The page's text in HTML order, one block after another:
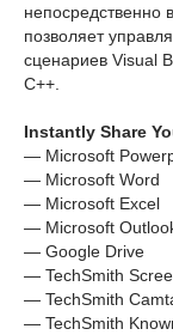
непосредственно
позволяет
сценариев Visual
C++.
Instantly Share
— Microsoft
— Microsoft Word
— Microsoft Excel
— Microsoft
— Google Drive
— TechSmith
— TechSmith
— TechSmith